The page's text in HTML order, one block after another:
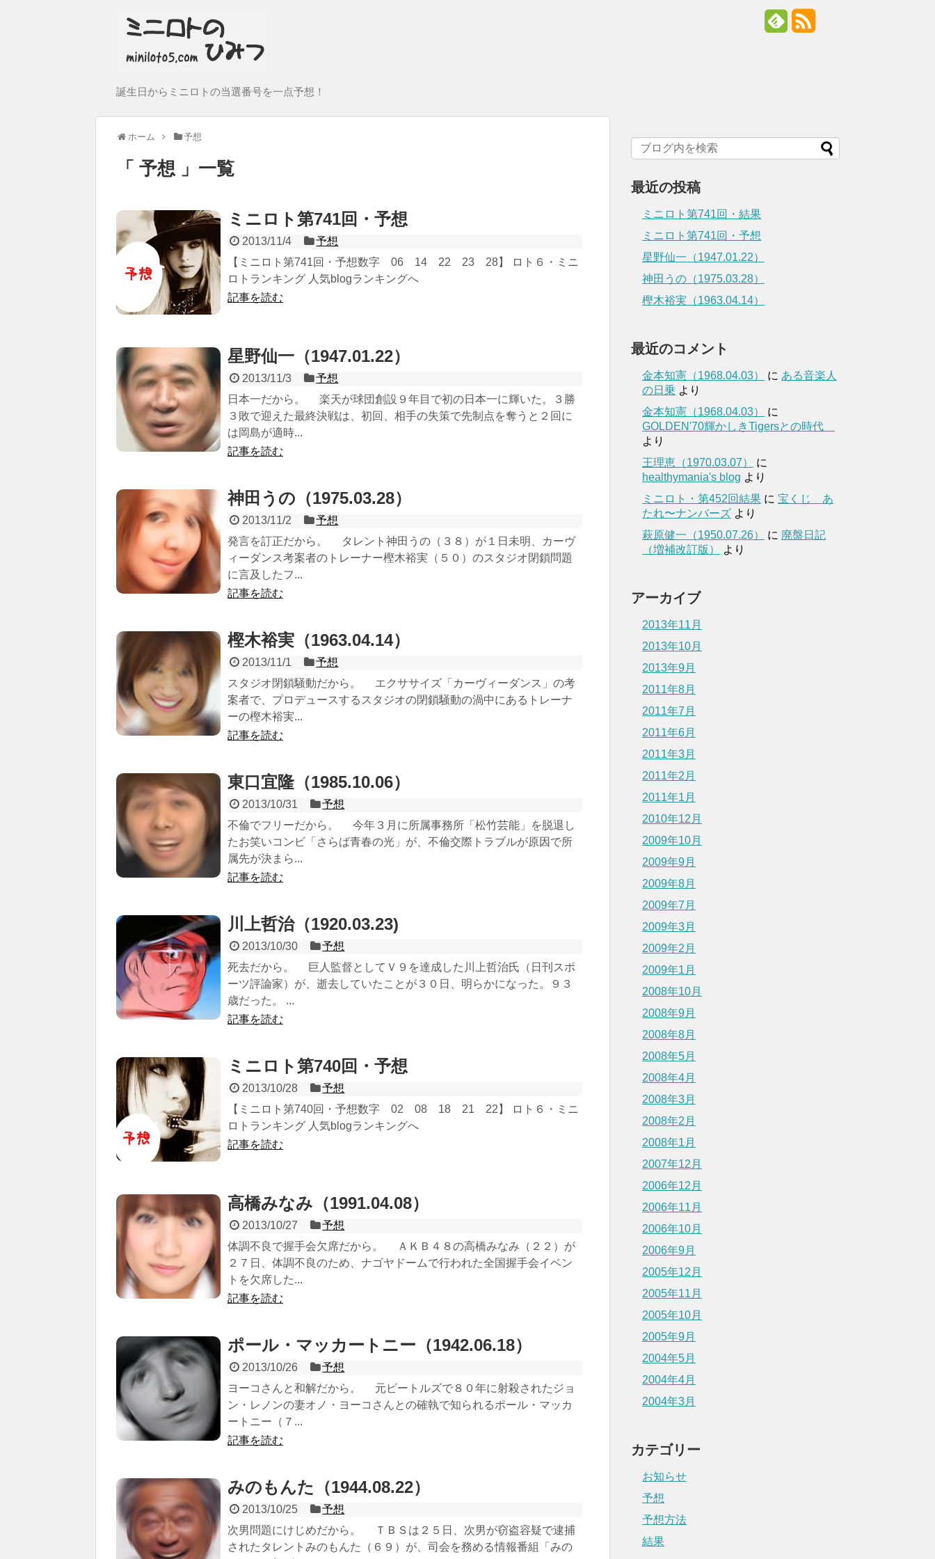
誕生日からミニロトの当選番号を一点予想！
ホーム 予想
予想 一覧
ミニロト第741回・予想
2013/11/4
予想
【ミニロト第741回・予想数字 06 14 22 23 28】 ロト６・ミニ
ロトランキング 人気blogランキングへ
記事を読む
星野仙一（1947.01.22）
2013/11/3
予想
日本一だから。 楽天が球団創設９年目で初の日本一に輝いた。３勝
３敗で迎えた最終決戦は、初回、相手の失策で先制点を奪うと２回に
は岡島が適時...
記事を読む
神田うの（1975.03.28）
2013/11/2
予想
発言を訂正だから。 タレント神田うの（３８）が１日未明、カーヴ
ィーダンス考案者のトレーナー樫木裕実（５０）のスタジオ閉鎖問題
に言及したフ...
記事を読む
樫木裕実（1963.04.14）
2013/11/1
予想
スタジオ閉鎖騒動だから。 エクササイズ「カーヴィーダンス」の考
案者で、プロデュースするスタジオの閉鎖騒動の渦中にあるトレーナ
ーの樫木裕実...
記事を読む
東口宜隆（1985.10.06）
2013/10/31
予想
不倫でフリーだから。 今年３月に所属事務所「松竹芸能」を脱退し
たお笑いコンビ「さらば青春の光」が、不倫交際トラブルが原因で所
属先が決まら...
記事を読む
川上哲治（1920.03.23)
2013/10/30
予想
死去だから。 巨人監督としてＶ９を達成した川上哲治氏（日刊スポ
ーツ評論家）が、逝去していたことが３０日、明らかになった。９３
歳だった。 ...
記事を読む
ミニロト第740回・予想
2013/10/28
予想
【ミニロト第740回・予想数字 02 08 18 21 22】 ロト６・ミニ
ロトランキング 人気blogランキングへ
記事を読む
高橋みなみ（1991.04.08）
2013/10/27
予想
体調不良で握手会欠席だから。 ＡＫＢ４８の高橋みなみ（２２）が
２７日、体調不良のため、ナゴヤドームで行われた全国握手会イベン
トを欠席した...
記事を読む
ポール・マッカートニー（1942.06.18）
2013/10/26
予想
ヨーコさんと和解だから。 元ビートルズで８０年に射殺されたジョ
ン・レノンの妻オノ・ヨーコさんとの確執で知られるポール・マッカ
ートニー（７...
記事を読む
みのもんた（1944.08.22）
2013/10/25
予想
次男問題にけじめだから。 ＴＢＳは２５日、次男が窃盗容疑で逮捕
されたタレントみのもんた（６９）が、司会を務める情報番組「みの
最近の投稿
ミニロト第741回・結果
ミニロト第741回・予想
星野仙一（1947.01.22）
神田うの（1975.03.28）
樫木裕実（1963.04.14）
最近のコメント
金本知憲（1968.04.03） に ある音楽人
の日乗 より
金本知憲（1968.04.03）
に
GOLDEN'70輝かしきTigersとの時代
より
王理恵（1970.03.07）
に
healthymania's blog より
ミニロト・第452回結果 に 宝くじ あ
たれ〜ナンバーズ より
萩原健一（1950.07.26）
に 廃盤日記
（増補改訂版）
より
アーカイブ
2013年11月
2013年10月
2013年9月
2011年8月
2011年7月
2011年6月
2011年3月
2011年2月
2011年1月
2010年12月
2009年10月
2009年9月
2009年8月
2009年7月
2009年3月
2009年2月
2009年1月
2008年10月
2008年9月
2008年8月
2008年5月
2008年4月
2008年3月
2008年2月
2008年1月
2007年12月
2006年12月
2006年11月
2006年10月
2006年9月
2005年12月
2005年11月
2005年10月
2005年9月
2004年5月
2004年4月
2004年3月
カテゴリー
お知らせ
予想
予想方法
結果